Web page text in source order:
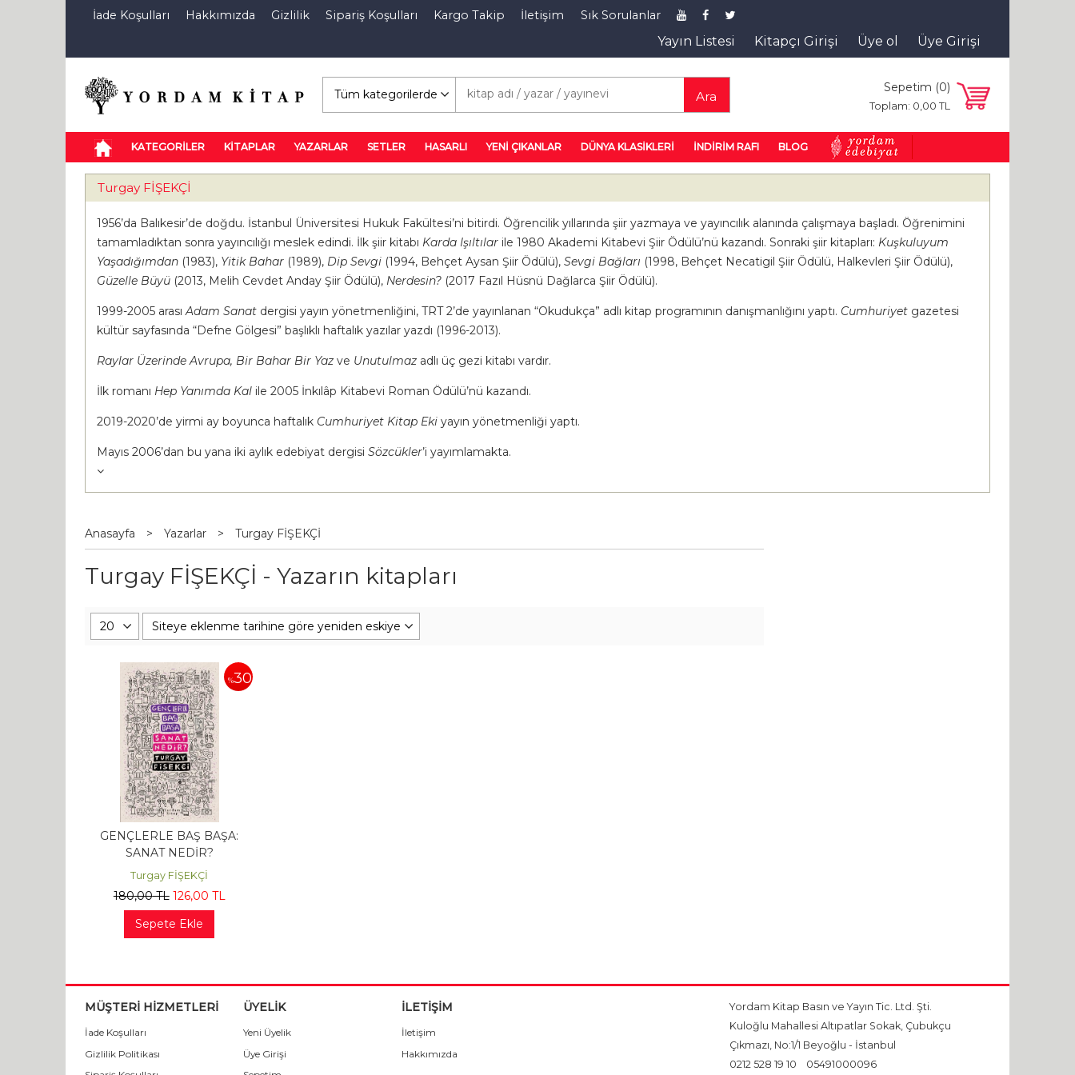
İade Koşulları Hakkımızda Gizlilik Sipariş Koşulları Kargo Takip İletişim Sık Sorulanlar
Yayın Listesi Kitapçı Girişi Üye ol Üye Girişi
Ara
Sepetim (0)
Toplam: 0,00 TL
KATEGORİLER KİTAPLAR YAZARLAR SETLER HASARLI YENİ ÇIKANLAR DÜNYA KLASİKLERİ İNDİRİM RAFI BLOG
Turgay FİŞEKÇİ
1956’da Balıkesir’de doğdu. İstanbul Üniversitesi Hukuk Fakültesi’ni bitirdi. Öğrencilik yıllarında şiir yazmaya ve yayıncılık alanında çalışmaya başladı. Öğrenimini
tamamladıktan sonra yayıncılığı meslek edindi. İlk şiir kitabı Karda Işıltılarile 1980 Akademi Kitabevi Şiir Ödülü’nü kazandı. Sonraki şiir kitapları: Kuşkuluyum
Yaşadığımdan(1983), Yitik Bahar(1989), Dip Sevgi(1994, Behçet Aysan Şiir Ödülü), Sevgi Bağları (1998, Behçet Necatigil Şiir Ödülü, Halkevleri Şiir Ödülü),
Güzelle Büyü(2013, Melih Cevdet Anday Şiir Ödülü), Nerdesin?(2017 Fazıl Hüsnü Dağlarca Şiir Ödülü).
1999-2005 arası Adam Sanatdergisi yayın yönetmenliğini, TRT 2’de yayınlanan “Okudukça” adlı kitap programının danışmanlığını yaptı. Cumhuriyetgazetesi
kültür sayfasında “Defne Gölgesi” başlıklı haftalık yazılar yazdı (1996-2013).
Raylar Üzerinde Avrupa, Bir Bahar Bir Yaz ve Unutulmazadlı üç gezi kitabı vardır.
İlk romanı Hep Yanımda Kalile 2005 İnkılâp Kitabevi Roman Ödülü’nü kazandı.
2019-2020’de yirmi ay boyunca haftalık Cumhuriyet Kitap Ekiyayın yönetmenliği yaptı.
Mayıs 2006’dan bu yana iki aylık edebiyat dergisi Sözcükler’i yayımlamakta.
Anasayfa > Yazarlar > Turgay FİŞEKÇİ
Turgay FİŞEKÇİ - Yazarın kitapları
%30
GENÇLERLE BAŞ BAŞA:
SANAT NEDİR?
Turgay FİŞEKÇİ
180,00TL 126,00 TL
Sepete Ekle
MÜŞTERİ HİZMETLERİ
İade Koşulları
Gizlilik Politikası
ÜYELİK
Yeni Üyelik
Üye Girişi
İLETİŞİM
İletişim
Hakkımızda
Yordam Kitap Basın ve Yayın Tic. Ltd. Şti.
Kuloğlu Mahallesi Altıpatlar Sokak, Çubukçu
Çıkmazı, No:1/1 Beyoğlu - İstanbul
0212 528 19 10
05491000096